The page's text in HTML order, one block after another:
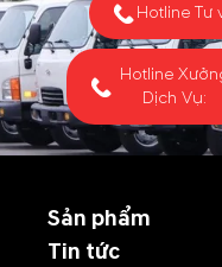
Hotline Tư
Hotline
Dịch Vụ:
Sản phẩm
Tin tức